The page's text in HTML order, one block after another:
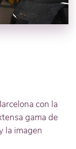
con la
gama de
la imagen